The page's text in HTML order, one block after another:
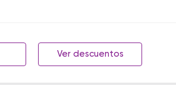
Ver descuentos